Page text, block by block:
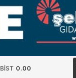
BİST 0.00